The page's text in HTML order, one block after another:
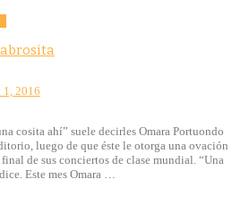
1, 2016
cosita ahí” suele decirles Omara Portuondo
luego de que éste le otorga una ovación
de sus conciertos de clase mundial. “Una
Este mes Omara …